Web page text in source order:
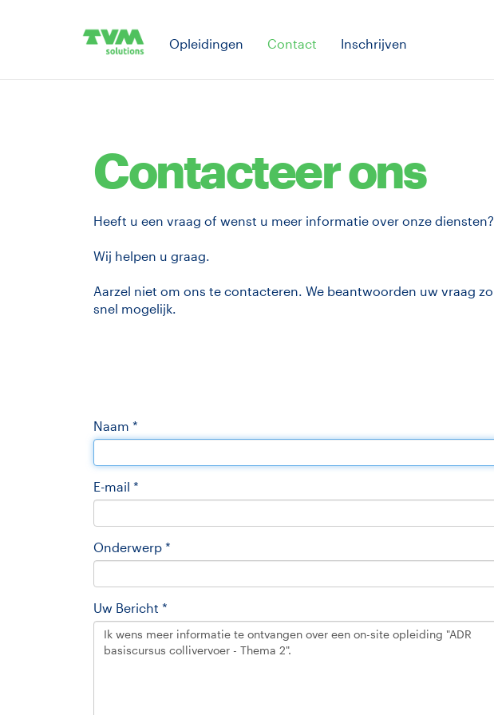
Opleidingen Contact Inschrijven
Contacteer ons
Heeft u een vraag of wenst u meer informatie over onze diensten?
Wij helpen u graag.
Aarzel niet om ons te contacteren. We beantwoorden uw vraag zo
snel mogelijk.
Naam *
E-mail *
Onderwerp *
Uw Bericht *